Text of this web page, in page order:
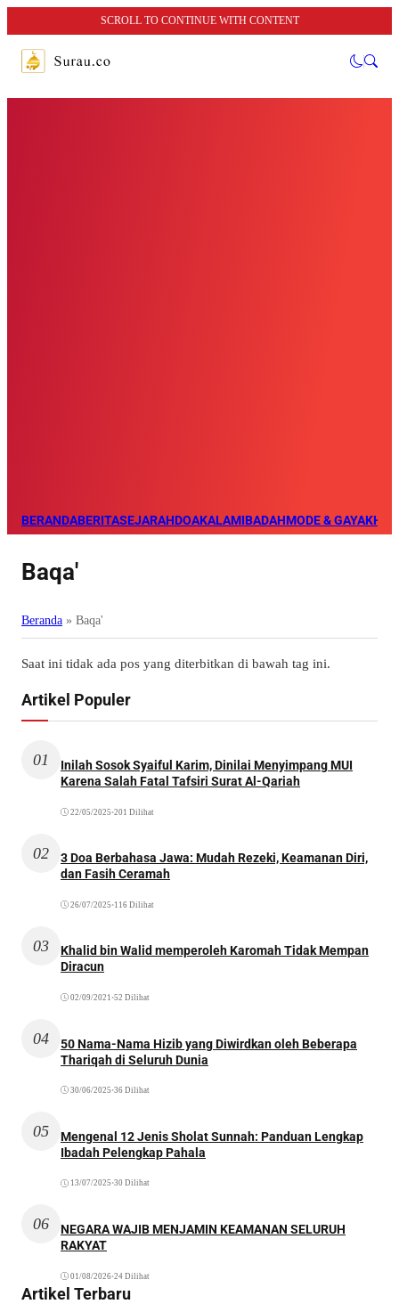
SCROLL TO CONTINUE WITH CONTENT
BERANDABERITASEJARAHDOAKALAMIBADAHMODE & GAYA
Baqa'
Beranda » Baqa'
Saat ini tidak ada pos yang diterbitkan di bawah tag ini.
Artikel Populer
01
Inilah Sosok Syaiful Karim, Dinilai Menyimpang MUI
Karena Salah Fatal Tafsiri Surat Al-Qariah
22/05/2025 •201 Dilihat
02
3 Doa Berbahasa Jawa: Mudah Rezeki, Keamanan Diri,
dan Fasih Ceramah
26/07/2025 •116 Dilihat
03
Khalid bin Walid memperoleh Karomah Tidak Mempan
Diracun
02/09/2021 •52 Dilihat
04
50 Nama-Nama Hizib yang Diwirdkan oleh Beberapa
Thariqah di Seluruh Dunia
30/06/2025 •36 Dilihat
05
Mengenal 12 Jenis Sholat Sunnah: Panduan Lengkap
Ibadah Pelengkap Pahala
13/07/2025 •30 Dilihat
06
NEGARA WAJIB MENJAMIN KEAMANAN SELURUH
RAKYAT
01/08/2026•24 Dilihat
Artikel Terbaru